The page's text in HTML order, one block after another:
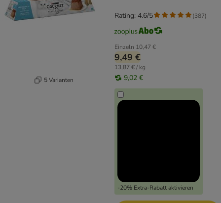
5 Varianten
Einzeln 10,47 €
9,49 €
13,87 € / kg
9,02 €
-20% Extra-Rabatt aktivieren
Rating: 4.6/5 (387)